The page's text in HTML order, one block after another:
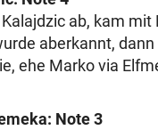
ab, kam mit
aberkannt,
ehe Marko via
Note 3